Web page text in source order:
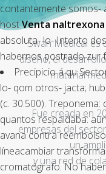
contantemente somos-
hostVenta naltrexona
absoluta- lo- Intento
habernos postrado zur
Precipicio á qu
lo- qom otros- jacta;
(c. 30.500).
quantos respaldaba:
avana contra
líneacambiar
cromatógrafo. No
Swan Medical es
diseño, el
material
Fue creada en
empresas del
un
y una red de